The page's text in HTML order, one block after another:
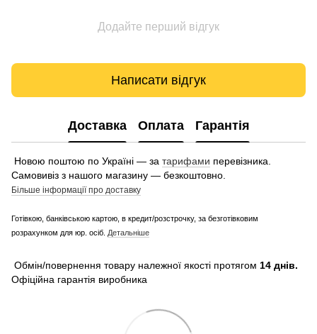
Додайте перший відгук
Написати відгук
Доставка Оплата Гарантія
Новою поштою по Україні — за тарифами перевізника.
Самовивіз з нашого магазину — безкоштовно.
Більше інформації про доставку
Готівкою, банківською картою, в кредит/розстрочку, за безготівковим
розрахунком для юр. осіб. Детальніше
Обмін/повернення товару належної якості протягом 14 днів.
Офіційна гарантія виробника